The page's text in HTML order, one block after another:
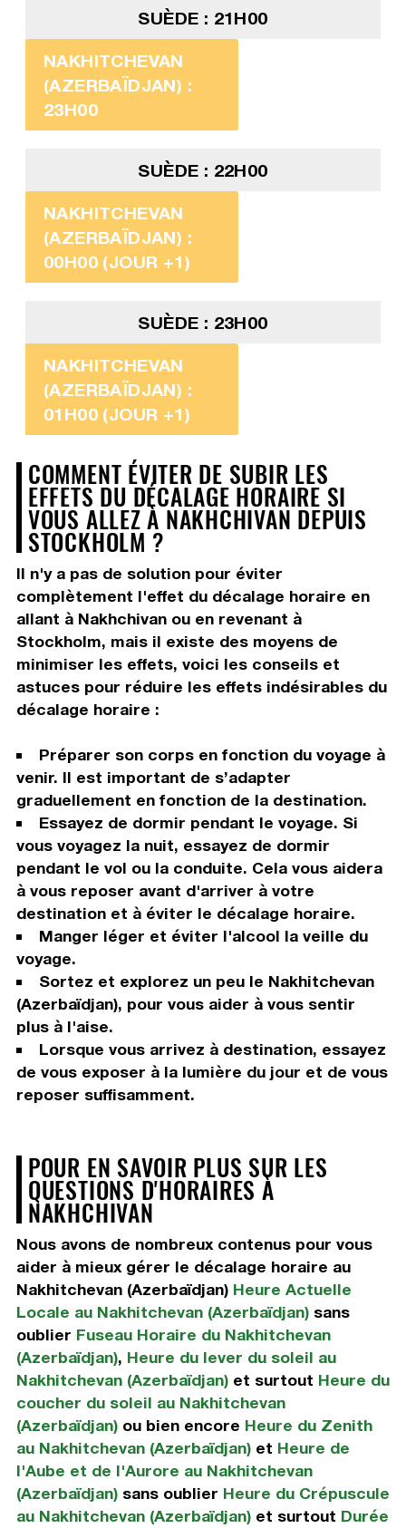
SUÈDE : 21H00
NAKHITCHEVAN
(AZERBAÏDJAN) :
23H00
SUÈDE : 22H00
NAKHITCHEVAN
(AZERBAÏDJAN) :
00H00 (JOUR +1)
SUÈDE : 23H00
NAKHITCHEVAN
(AZERBAÏDJAN) :
01H00 (JOUR +1)
COMMENT ÉVITER DE SUBIR LES
EFFETS DU DÉCALAGE HORAIRE SI
VOUS ALLEZ À NAKHCHIVAN DEPUIS
STOCKHOLM ?
Il n'y a pas de solution pour éviter
complètement l'effet du décalage horaire en
allant à Nakhchivan ou en revenant à
Stockholm, mais il existe des moyens de
minimiser les effets, voici les conseils et
astuces pour réduire les effets indésirables du
décalage horaire :
Préparer son corps en fonction du voyage à
venir. Il est important de s’adapter
graduellement en fonction de la destination.
Essayez de dormir pendant le voyage. Si
vous voyagez la nuit, essayez de dormir
pendant le vol ou la conduite. Cela vous aidera
à vous reposer avant d'arriver à votre
destination et à éviter le décalage horaire.
Manger léger et éviter l'alcool la veille du
voyage.
Sortez et explorez un peu le Nakhitchevan
(Azerbaïdjan), pour vous aider à vous sentir
plus à l'aise.
Lorsque vous arrivez à destination, essayez
de vous exposer à la lumière du jour et de vous
reposer suffisamment.
POUR EN SAVOIR PLUS SUR LES
QUESTIONS D'HORAIRES À
NAKHCHIVAN
Nous avons de nombreux contenus pour vous
aider à mieux gérer le décalage horaire au
Nakhitchevan (Azerbaïdjan) Heure Actuelle
Locale au Nakhitchevan (Azerbaïdjan)sans
oublier Fuseau Horaire du Nakhitchevan
(Azerbaïdjan), Heure du lever du soleil au
Nakhitchevan (Azerbaïdjan)et surtout Heure du
coucher du soleil au Nakhitchevan
(Azerbaïdjan)ou bien encore Heure du Zenith
au Nakhitchevan (Azerbaïdjan)et Heure de
l'Aube et de l'Aurore au Nakhitchevan
(Azerbaïdjan)sans oublier Heure du Crépuscule
au Nakhitchevan (Azerbaïdjan)et surtout Durée